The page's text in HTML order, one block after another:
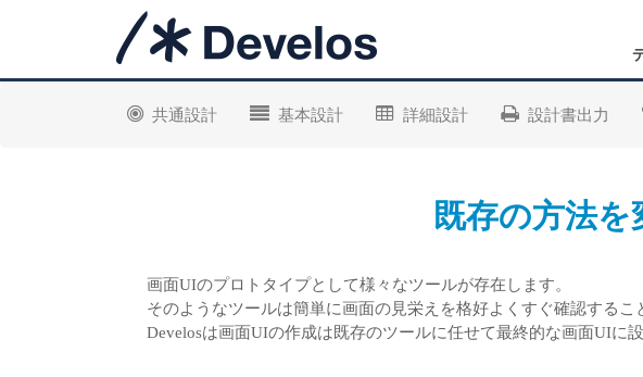
共通設計 基本設計 詳細設計 設計書出力
既存の方法
画面UIのプロトタイプとして様々なツールが存在します。
そのようなツールは簡単に画面の見栄えを格好よくすぐ確認する
Develosは画面UIの作成は既存のツールに任せて最終的な画面UIに